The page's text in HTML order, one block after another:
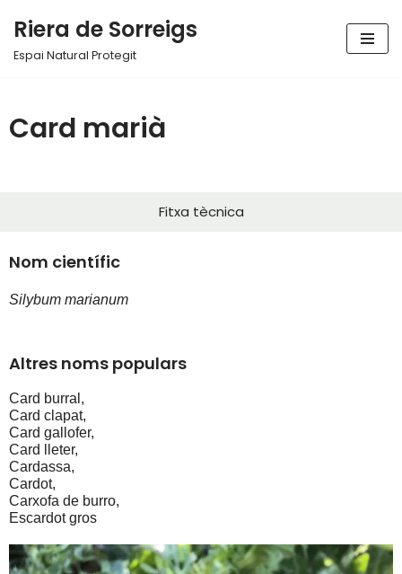
Vés
Riera de Sorreigs
Espai Natural Protegit
Card marià
Fitxa tècnica
Nom científic
Silybum marianum
Altres noms populars
Card burral,
Card clapat,
Card gallofer,
Card lleter,
Cardassa,
Cardot,
Carxofa de burro,
Escardot gros